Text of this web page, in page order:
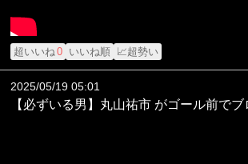
超いいね0 いいね順 📈超勢い
2025/05/19 05:01
【必ずいる男】丸山祐市 がゴール前でブ